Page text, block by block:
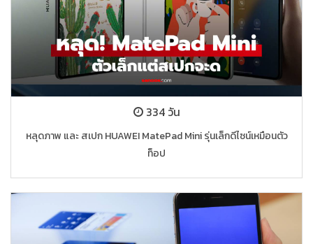
334 วัน
หลุดภาพ และ สเปก HUAWEI MatePad Mini รุ่นเล็กดีไซน์เหมือนตัว
ท็อป